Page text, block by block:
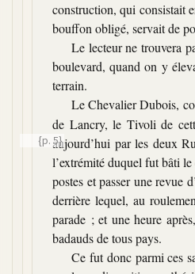
construction, qui consistait
bouffon obligé, servait de
Le lecteur ne trouvera
boulevard, quand on y
terrain.
Le Chevalier Dubois,
de Lancry, le Tivoli de
aujourd’hui par les
{p. 5}
deux
l’extrémité duquel fut bâti
postes et passer une revue
derrière lequel, au
parade ; et une heure
badauds de tous pays.
Ce fut donc parmi ces